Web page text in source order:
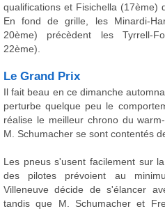
qualifications et Fisichella (17ème)
En fond de grille, les Minardi-
20ème) précèdent les Tyrrell-
22ème).
Le Grand Prix
Il fait beau en ce dimanche
perturbe quelque peu le
réalise le meilleur chrono du
M. Schumacher se sont contentés
Les pneus s'usent facilement sur
des pilotes prévoient au
Villeneuve décide de s'élancer
tandis que M. Schumacher et